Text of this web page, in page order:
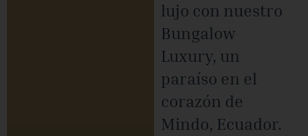
lujo con nuestro
Bungalow
Luxury, un
paraíso en el
corazón de
Mindo, Ecuador.